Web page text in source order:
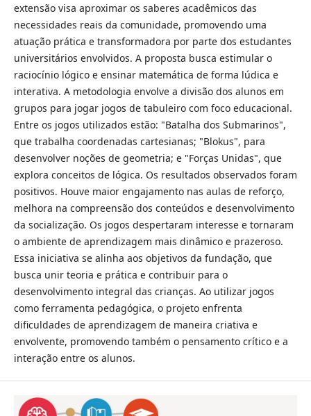
extensão visa aproximar os saberes acadêmicos das
necessidades reais da comunidade, promovendo uma
atuação prática e transformadora por parte dos estudantes
universitários envolvidos. A proposta busca estimular o
raciocínio lógico e ensinar matemática de forma lúdica e
interativa. A metodologia envolve a divisão dos alunos em
grupos para jogar jogos de tabuleiro com foco educacional.
Entre os jogos utilizados estão: "Batalha dos Submarinos",
que trabalha coordenadas cartesianas; "Blokus", para
desenvolver noções de geometria; e "Forças Unidas", que
explora conceitos de lógica. Os resultados observados foram
positivos. Houve maior engajamento nas aulas de reforço,
melhora na compreensão dos conteúdos e desenvolvimento
da socialização. Os jogos despertaram interesse e tornaram
o ambiente de aprendizagem mais dinâmico e prazeroso.
Essa iniciativa se alinha aos objetivos da fundação, que
busca unir teoria e prática e contribuir para o
desenvolvimento integral das crianças. Ao utilizar jogos
como ferramenta pedagógica, o projeto enfrenta
dificuldades de aprendizagem de maneira criativa e
envolvente, promovendo também o pensamento crítico e a
interação entre os alunos.